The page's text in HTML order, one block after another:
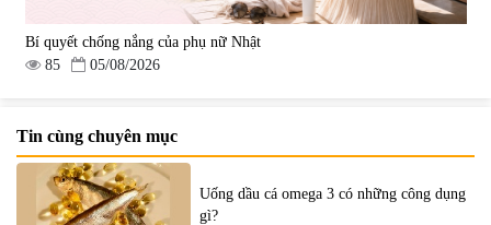
Bí quyết chống nắng của phụ nữ Nhật
85
05/08/2026
Tin cùng chuyên mục
Uống dầu cá omega 3 có những công dụng
gì?